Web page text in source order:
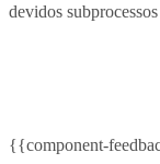
devidos
{{component-